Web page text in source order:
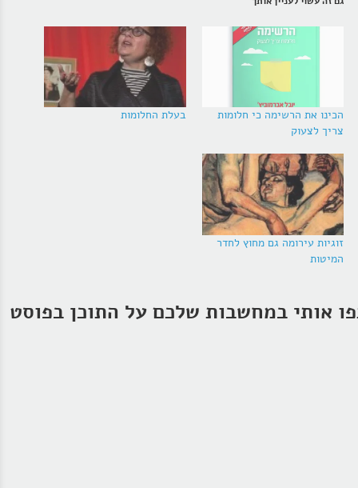
הכינו את הרשימה כי חלומות
צריך לצעוק
בעלת החלומות
זוגיות עירומה גם מחוץ לחדר
המיטות
אותי במחשבות שלכם על התוכן בפוסט